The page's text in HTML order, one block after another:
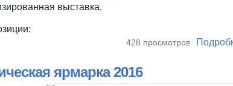
выставка.
428 просмотров
ярмарка 2016